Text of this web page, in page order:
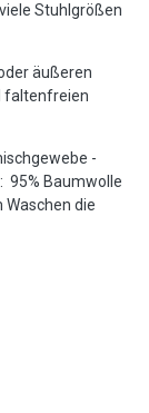
Stuhlgrößen
äußeren
faltenfreien
-
95% Baumwolle
Waschen die